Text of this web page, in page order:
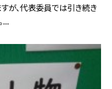
が、代表委員では引き続き
...